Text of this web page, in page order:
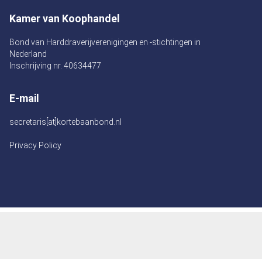
Kamer van Koophandel
Bond van Harddraverijverenigingen en -stichtingen in
Nederland
Inschrijving nr. 40634477
E-mail
secretaris[at]kortebaanbond.nl
Privacy Policy